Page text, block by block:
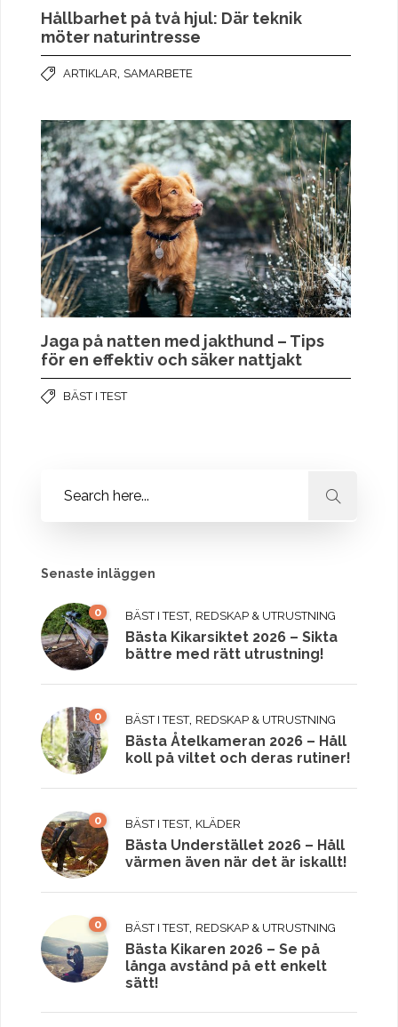
Hållbarhet på två hjul: Där teknik
möter naturintresse
ARTIKLAR, SAMARBETE
Jaga på natten med jakthund – Tips
för en effektiv och säker nattjakt
BÄST I TEST
Senaste inläggen
0 BÄST I TEST, REDSKAP & UTRUSTNING
Bästa Kikarsiktet 2026 – Sikta
bättre med rätt utrustning!
0 BÄST I TEST, REDSKAP & UTRUSTNING
Bästa Åtelkameran 2026 – Håll
koll på viltet och deras rutiner!
0 BÄST I TEST, KLÄDER
Bästa Understället 2026 – Håll
värmen även när det är iskallt!
0 BÄST I TEST, REDSKAP & UTRUSTNING
Bästa Kikaren 2026 – Se på
långa avstånd på ett enkelt
sätt!